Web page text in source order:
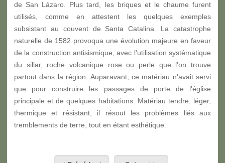
de San Lázaro. Plus tard, les briques et le chaume furent
utilisés, comme en attestent les quelques exemples
subsistant au couvent de Santa Catalina. La catastrophe
naturelle de 1582 provoqua une évolution majeure en faveur
de la construction antisismique, avec l'utilisation systématique
du sillar, roche volcanique rose ou perle que l'on trouve
partout dans la région. Auparavant, ce matériau n'avait servi
que pour construire les passages de porte de l'église
principale et de quelques habitations. Matériau tendre, léger,
thermique et résistant, il résout les problèmes liés aux
tremblements de terre, tout en étant esthétique.